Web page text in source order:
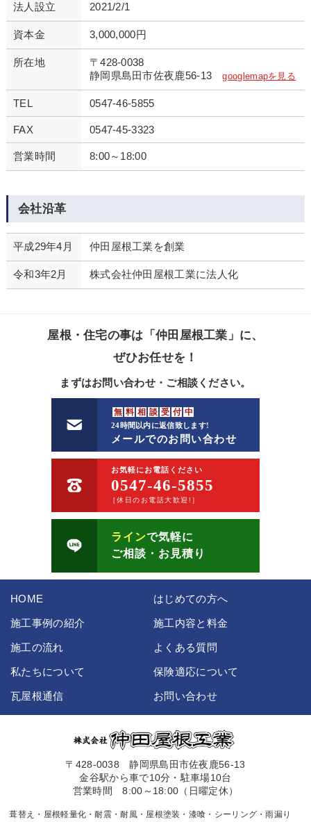
法人設立 2021/2/1
資本金 3,000,000円
所在地
〒428-0038
静岡県島田市佐夜鹿56-13googlemapを見る
TEL 0547-46-5855
FAX 0547-45-3323
営業時間 8:00～18:00
会社沿革
平成29年4月 仲田屋根工業を創業
令和3年2月 株式会社仲田屋根工業に法人化
屋根・住宅の事は「仲田屋根工業」に、
ぜひお任せを！
まずはお問い合わせ・ご相談ください。
無 料 相 談 受 付 中
24時間以内に返信致します!
メールでのお問い合わせ
お気軽にお電話ください
0547-46-5855
［休日のお電話大歓迎!］
ラインで気軽に
ご相談・お見積り
HOME はじめての方へ
施工事例の紹介 施工内容と料金
施工の流れ よくある質問
私たちについて 保険適応について
瓦屋根通信 お問い合わせ
〒428-0038 静岡県島田市佐夜鹿56-13
金谷駅から車で10分・駐車場10台
営業時間 8:00～18:00（日曜定休）
葺替え・屋根軽量化・耐震・耐風・屋根塗装・漆喰・シーリング・雨漏り